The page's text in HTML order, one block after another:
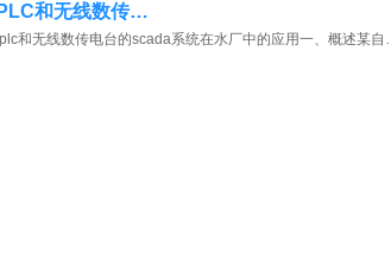
和无线数传…
和无线数传电台的scada系统在水厂中的应用一、概述某